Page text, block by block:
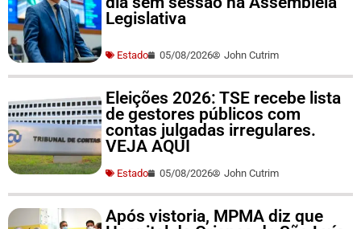
Legislativa
Estado 05/08/2026 John Cutrim
Eleições 2026: TSE recebe lista
de gestores públicos com
contas julgadas irregulares.
VEJA AQUI
Estado 05/08/2026 John Cutrim
Após vistoria, MPMA diz que